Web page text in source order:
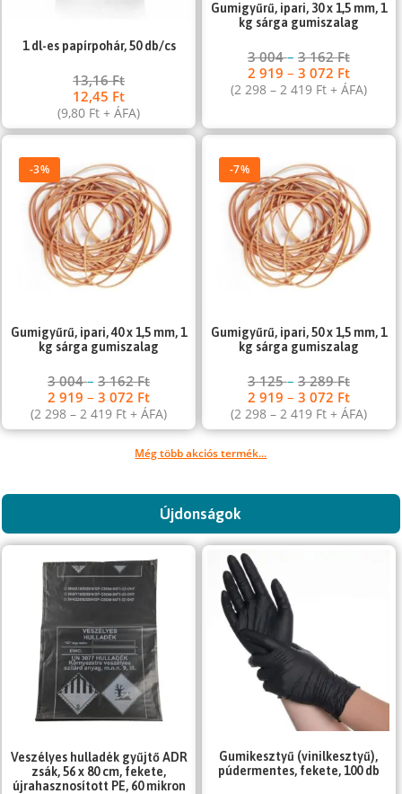
1 dl-es papírpohár, 50 db/cs
13,16Ft
12,45 Ft
(9,80 Ft + ÁFA)
Gumigyűrű, ipari, 30 x 1,5 mm, 1
kg sárga gumiszalag
3 004– 3 162Ft
2 919 – 3 072 Ft
(2 298 – 2 419 Ft+ ÁFA)
-3%
Gumigyűrű, ipari, 40 x 1,5 mm, 1
kg sárga gumiszalag
3 004–3 162Ft
2 919–3 072 Ft
(2 298– 2 419 Ft + ÁFA)
-7%
Gumigyűrű, ipari, 50 x 1,5 mm, 1
kg sárga gumiszalag
3 125– 3 289Ft
2 919 – 3 072 Ft
(2 298 – 2 419 Ft+ ÁFA)
Még több akciós termék...
Újdonságok
Veszélyes hulladék gyűjtő ADR
zsák, 56 x 80 cm, fekete,
újrahasznosított PE, 60 mikron
Gumikesztyű (vinilkesztyű),
púdermentes, fekete, 100 db